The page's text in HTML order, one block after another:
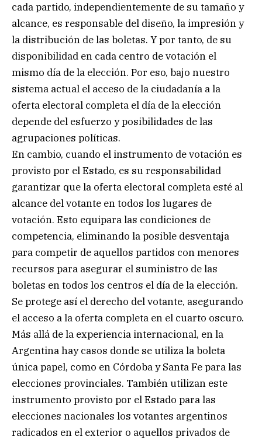
cada partido, independientemente de su tamaño y
alcance, es responsable del diseño, la impresión y
la distribución de las boletas. Y por tanto, de su
disponibilidad en cada centro de votación el
mismo día de la elección. Por eso, bajo nuestro
sistema actual el acceso de la ciudadanía a la
oferta electoral completa el día de la elección
depende del esfuerzo y posibilidades de las
agrupaciones políticas.
En cambio, cuando el instrumento de votación es
provisto por el Estado, es su responsabilidad
garantizar que la oferta electoral completa esté al
alcance del votante en todos los lugares de
votación. Esto equipara las condiciones de
competencia, eliminando la posible desventaja
para competir de aquellos partidos con menores
recursos para asegurar el suministro de las
boletas en todos los centros el día de la elección.
Se protege así el derecho del votante, asegurando
el acceso a la oferta completa en el cuarto oscuro.
Más allá de la experiencia internacional, en la
Argentina hay casos donde se utiliza la boleta
única papel, como en Córdoba y Santa Fe para las
elecciones provinciales. También utilizan este
instrumento provisto por el Estado para las
elecciones nacionales los votantes argentinos
radicados en el exterior o aquellos privados de